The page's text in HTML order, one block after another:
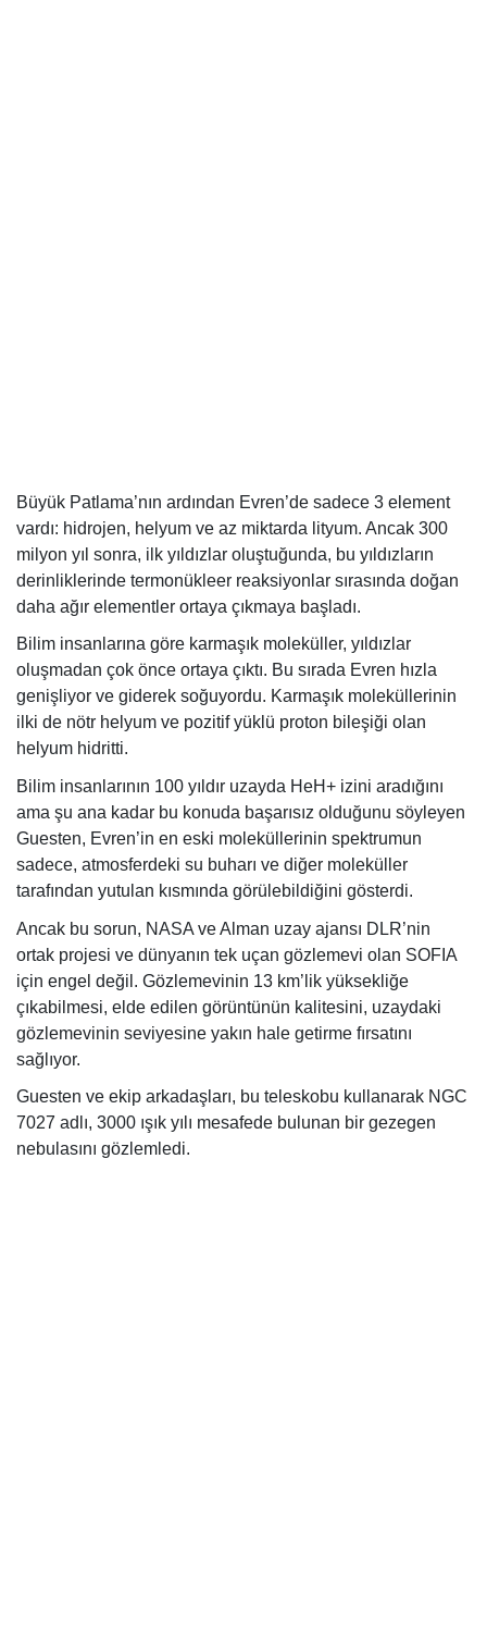
Büyük Patlama’nın ardından Evren’de sadece 3 element
vardı: hidrojen, helyum ve az miktarda lityum. Ancak 300
milyon yıl sonra, ilk yıldızlar oluştuğunda, bu yıldızların
derinliklerinde termonükleer reaksiyonlar sırasında doğan
daha ağır elementler ortaya çıkmaya başladı.
Bilim insanlarına göre karmaşık moleküller, yıldızlar
oluşmadan çok önce ortaya çıktı. Bu sırada Evren hızla
genişliyor ve giderek soğuyordu. Karmaşık moleküllerinin
ilki de nötr helyum ve pozitif yüklü proton bileşiği olan
helyum hidritti.
Bilim insanlarının 100 yıldır uzayda HeH+ izini aradığını
ama şu ana kadar bu konuda başarısız olduğunu söyleyen
Guesten, Evren’in en eski moleküllerinin spektrumun
sadece, atmosferdeki su buharı ve diğer moleküller
tarafından yutulan kısmında görülebildiğini gösterdi.
Ancak bu sorun, NASA ve Alman uzay ajansı DLR’nin
ortak projesi ve dünyanın tek uçan gözlemevi olan SOFIA
için engel değil. Gözlemevinin 13 km’lik yüksekliğe
çıkabilmesi, elde edilen görüntünün kalitesini, uzaydaki
gözlemevinin seviyesine yakın hale getirme fırsatını
sağlıyor.
Guesten ve ekip arkadaşları, bu teleskobu kullanarak NGC
7027 adlı, 3000 ışık yılı mesafede bulunan bir gezegen
nebulasını gözlemledi.